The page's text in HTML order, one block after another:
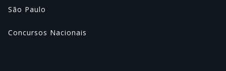
São Paulo
Concursos Nacionais